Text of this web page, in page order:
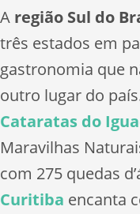
A região Sul do
três estados em
gastronomia que
outro lugar do
Cataratas do
Maravilhas
com 275 quedas
Curitiba encanta